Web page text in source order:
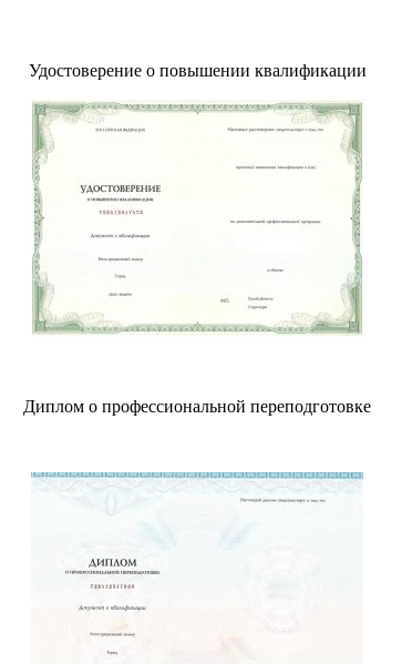
Удостоверение о повышении квалификации
Диплом о профессиональной переподготовке